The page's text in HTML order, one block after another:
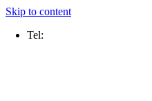
Skip to content
Tel: